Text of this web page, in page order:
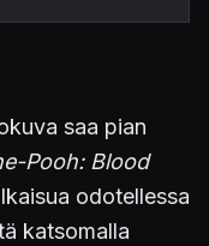
saa pian
Pooh: Blood
odotellessa
katsomalla